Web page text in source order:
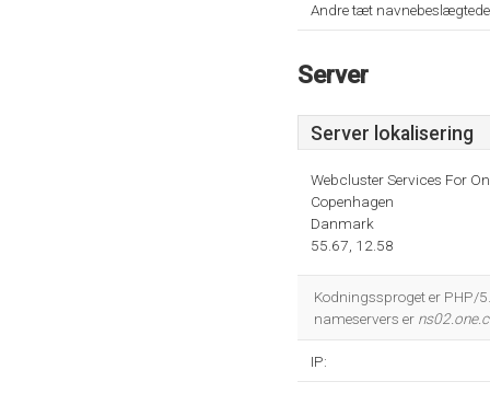
Andre tæt
Server
Server lokalisering
Webcluster Services For
Copenhagen
Danmark
55.67, 12.58
Kodningssproget er PHP/
nameservers er
IP: